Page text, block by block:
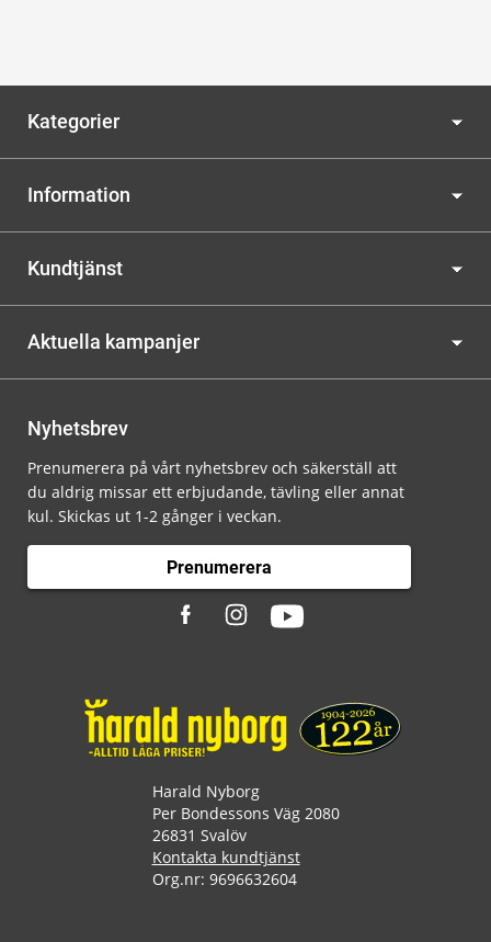
Kategorier
Information
Kundtjänst
Aktuella kampanjer
Nyhetsbrev
Prenumerera på vårt nyhetsbrev och säkerställ att
du aldrig missar ett erbjudande, tävling eller annat
kul. Skickas ut 1-2 gånger i veckan.
Prenumerera
Harald Nyborg
Per Bondessons Väg 2080
26831 Svalöv
Kontakta kundtjänst
Org.nr: 9696632604